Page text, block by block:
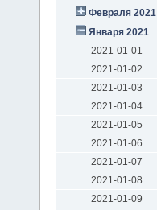
Февраля 2021
Января 2021
2021-01-01
2021-01-02
2021-01-03
2021-01-04
2021-01-05
2021-01-06
2021-01-07
2021-01-08
2021-01-09